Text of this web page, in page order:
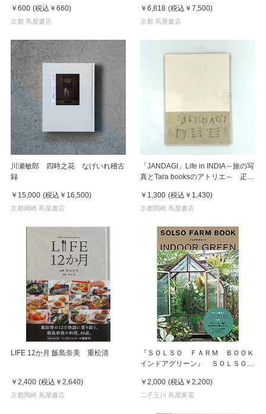
￥600 (税込 ￥660)
京都 蔦屋書店
￥6,818 (税込 ￥7,500)
京都 蔦屋書店
川瀬敏郎 四時之花 なげいれ稽古
録
￥15,000 (税込 ￥16,500)
京都岡崎 蔦屋書店
「JANDAGI」Life in INDIA～旅の写
真とTara booksのアトリエ～ 疋田
￥1,300 (税込 ￥1,430)
京都岡崎 蔦屋書店
LIFE 12か月 飯島奈美 重松清
￥2,400 (税込 ￥2,640)
京都岡崎 蔦屋書店
『ＳＯＬＳＯ ＦＡＲＭ ＢＯＯＫ
インドアグリーン』 ＳＯＬＳＯ
￥2,000 (税込 ￥2,200)
二子玉川 蔦屋家電